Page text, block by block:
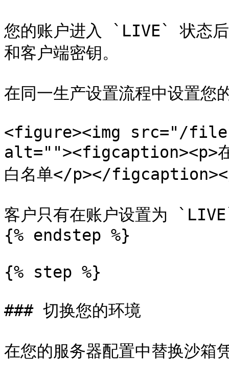
您的账户进入 `LIVE` 状态
和客户端密钥。
在同一生产设置流程中设置
<figure><img src="/files/
alt=""><figcaption><p>在
白名单</p></
客户只有在账户设置为
{% endstep %}
{% step %}
### 切换您的环境
在您的服务器配置中替换沙箱